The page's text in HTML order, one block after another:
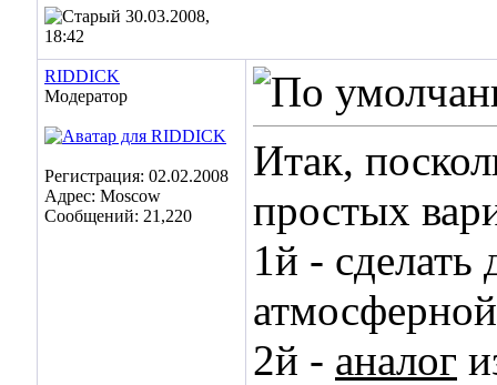
30.03.2008,
18:42
RIDDICK
Модератор
Регистрация: 02.02.2008
Адрес: Moscow
Сообщений: 21,220
Итак,
простых
1й -
2й - аналог